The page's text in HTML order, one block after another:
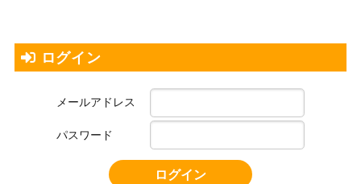
ログイン
メールアドレス
パスワード
ログイン